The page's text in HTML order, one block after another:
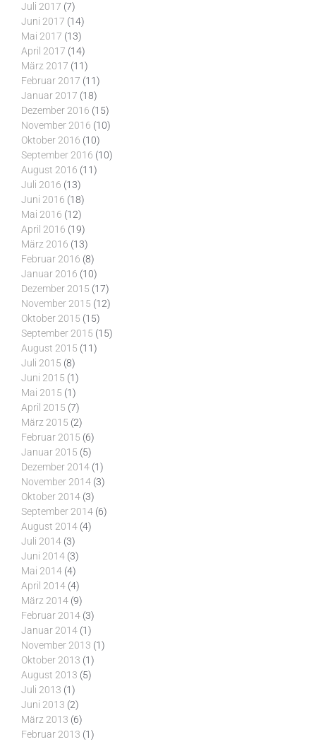
Juli 2017 (7)
Juni 2017 (14)
Mai 2017 (13)
April 2017 (14)
März 2017 (11)
Februar 2017 (11)
Januar 2017 (18)
Dezember 2016 (15)
November 2016 (10)
Oktober 2016 (10)
September 2016 (10)
August 2016 (11)
Juli 2016 (13)
Juni 2016 (18)
Mai 2016 (12)
April 2016 (19)
März 2016 (13)
Februar 2016 (8)
Januar 2016 (10)
Dezember 2015 (17)
November 2015 (12)
Oktober 2015 (15)
September 2015 (15)
August 2015 (11)
Juli 2015 (8)
Juni 2015 (1)
Mai 2015 (1)
April 2015 (7)
März 2015 (2)
Februar 2015 (6)
Januar 2015 (5)
Dezember 2014 (1)
November 2014 (3)
Oktober 2014 (3)
September 2014 (6)
August 2014 (4)
Juli 2014 (3)
Juni 2014 (3)
Mai 2014 (4)
April 2014 (4)
März 2014 (9)
Februar 2014 (3)
Januar 2014 (1)
November 2013 (1)
Oktober 2013 (1)
August 2013 (5)
Juli 2013 (1)
Juni 2013 (2)
März 2013 (6)
Februar 2013 (1)